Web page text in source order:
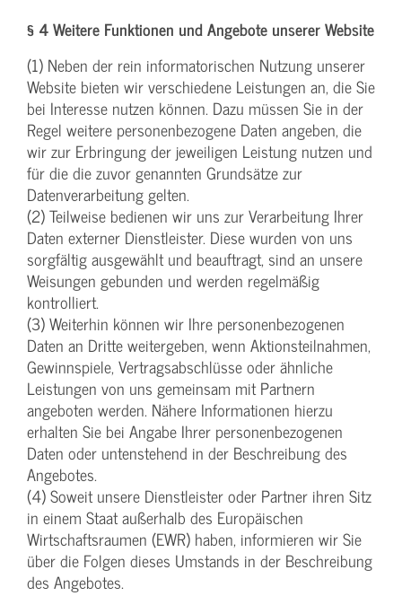
§ 4 Weitere Funktionen und Angebote unserer Website
(1) Neben der rein informatorischen Nutzung unserer
Website bieten wir verschiedene Leistungen an, die Sie
bei Interesse nutzen können. Dazu müssen Sie in der
Regel weitere personenbezogene Daten angeben, die
wir zur Erbringung der jeweiligen Leistung nutzen und
für die die zuvor genannten Grundsätze zur
Datenverarbeitung gelten.
(2) Teilweise bedienen wir uns zur Verarbeitung Ihrer
Daten externer Dienstleister. Diese wurden von uns
sorgfältig ausgewählt und beauftragt, sind an unsere
Weisungen gebunden und werden regelmäßig
kontrolliert.
(3) Weiterhin können wir Ihre personenbezogenen
Daten an Dritte weitergeben, wenn Aktionsteilnahmen,
Gewinnspiele, Vertragsabschlüsse oder ähnliche
Leistungen von uns gemeinsam mit Partnern
angeboten werden. Nähere Informationen hierzu
erhalten Sie bei Angabe Ihrer personenbezogenen
Daten oder untenstehend in der Beschreibung des
Angebotes.
(4) Soweit unsere Dienstleister oder Partner ihren Sitz
in einem Staat außerhalb des Europäischen
Wirtschaftsraumen (EWR) haben, informieren wir Sie
über die Folgen dieses Umstands in der Beschreibung
des Angebotes.